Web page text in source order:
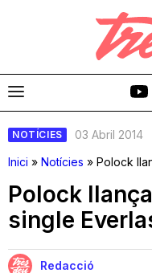
NOTÍCIES
03 Abril 2014
Inici » Notícies » Polock
Polock
single
Redacció